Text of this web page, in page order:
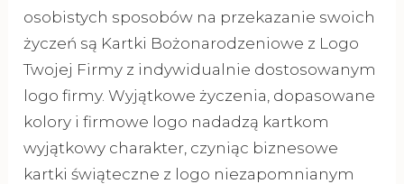
osobistych sposobów na przekazanie swoich
życzeń są Kartki Bożonarodzeniowe z Logo
Twojej Firmy z indywidualnie dostosowanym
logo firmy. Wyjątkowe życzenia, dopasowane
kolory i firmowe logo nadadzą kartkom
wyjątkowy charakter, czyniąc biznesowe
kartki świąteczne z logo niezapomnianym